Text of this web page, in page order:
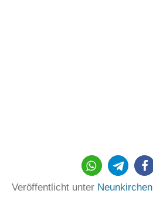
39
Veröffentlicht unter Neunkirchen